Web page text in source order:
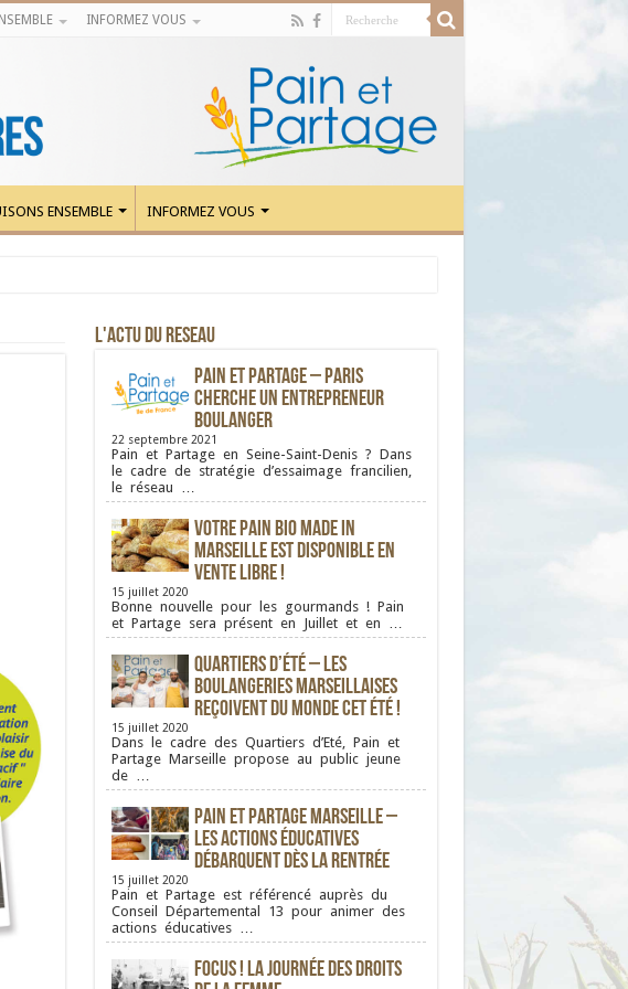
INFORMEZ VOUS
ENSEMBLE INFORMEZ VOUS
L'ACTU DU RESEAU
Pain et Partage – Paris
cherche un entrepreneur
boulanger
22 septembre 2021
Pain et Partage en Seine-Saint-Denis ? Dans
le cadre de stratégie d’essaimage francilien,
le réseau …
Votre pain bio Made in
Marseille est disponible en
vente libre !
15 juillet 2020
Bonne nouvelle pour les gourmands ! Pain
et Partage sera présent en Juillet et en …
Quartiers d’été – Les
boulangeries Marseillaises
reçoivent du monde cet été !
15 juillet 2020
Dans le cadre des Quartiers d’Eté, Pain et
Partage Marseille propose au public jeune
de …
Pain et Partage Marseille –
Les actions éducatives
débarquent dès la rentrée
15 juillet 2020
Pain et Partage est référencé auprès du
Conseil Départemental 13 pour animer des
actions éducatives …
FOCUS ! La journée des droits